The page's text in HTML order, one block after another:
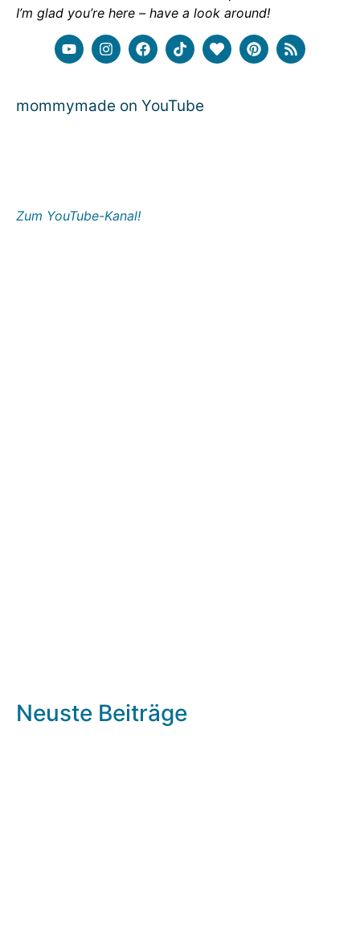
I’m glad you’re here – have a look around!
mommymade on YouTube
Zum YouTube-Kanal!
Neuste Beiträge